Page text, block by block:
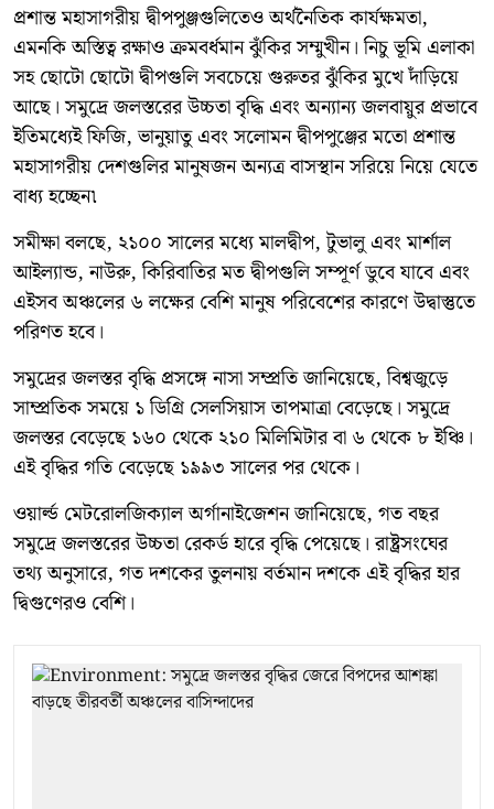
প্রশান্ত মহাসাগরীয় দ্বীপপুঞ্জগুলিতেও অর্থনৈতিক কার্যক্ষমতা,
এমনকি অস্তিত্ব রক্ষাও ক্রমবর্ধমান ঝুঁকির সম্মুখীন। নিচু ভূমি এলাকা
সহ ছোটো ছোটো দ্বীপগুলি সবচেয়ে গুরুতর ঝুঁকির মুখে দাঁড়িয়ে
আছে। সমুদ্রে জলস্তরের উচ্চতা বৃদ্ধি এবং অন্যান্য জলবায়ুর প্রভাবে
ইতিমধ্যেই ফিজি, ভানুয়াতু এবং সলোমন দ্বীপপুঞ্জের মতো প্রশান্ত
মহাসাগরীয় দেশগুলির মানুষজন অন্যত্র বাসস্থান সরিয়ে নিয়ে যেতে
বাধ্য হচ্ছেন৷
সমীক্ষা বলছে, ২১০০ সালের মধ্যে মালদ্বীপ, টুভালু এবং মার্শাল
আইল্যান্ড, নাউরু, কিরিবাতির মত দ্বীপগুলি সম্পূর্ণ ডুবে যাবে এবং
এইসব অঞ্চলের ৬ লক্ষের বেশি মানুষ পরিবেশের কারণে উদ্বাস্তুতে
পরিণত হবে।
সমুদ্রের জলস্তর বৃদ্ধি প্রসঙ্গে নাসা সম্প্রতি জানিয়েছে, বিশ্বজুড়ে
সাম্প্রতিক সময়ে ১ ডিগ্রি সেলসিয়াস তাপমাত্রা বেড়েছে। সমুদ্রে
জলস্তর বেড়েছে ১৬০ থেকে ২১০ মিলিমিটার বা ৬ থেকে ৮ ইঞ্চি।
এই বৃদ্ধির গতি বেড়েছে ১৯৯৩ সালের পর থেকে।
ওয়ার্ল্ড মেটরোলজিক্যাল অর্গানাইজেশন জানিয়েছে, গত বছর
সমুদ্রে জলস্তরের উচ্চতা রেকর্ড হারে বৃদ্ধি পেয়েছে। রাষ্ট্রসংঘের
তথ্য অনুসারে, গত দশকের তুলনায় বর্তমান দশকে এই বৃদ্ধির হার
দ্বিগুণেরও বেশি।